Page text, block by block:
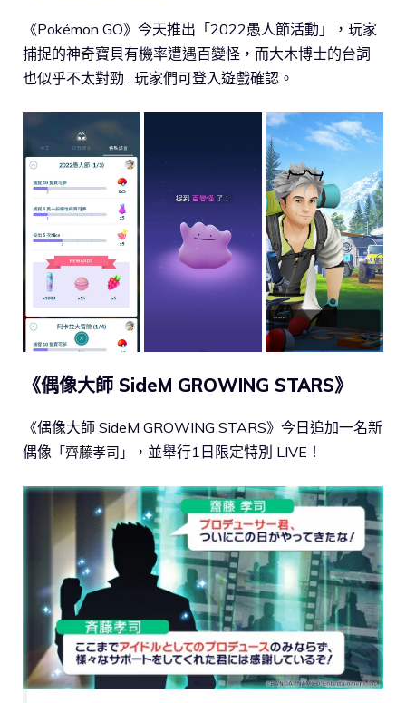
《Pokémon GO》今天推出「2022愚人節活動」，玩家
捕捉的神奇寶貝有機率遭遇百變怪，而大木博士的台詞
也似乎不太對勁…玩家們可登入遊戲確認。
《偶像大師 SideM GROWING STARS》
《偶像大師 SideM GROWING STARS》今日追加一名新
偶像 「齊藤孝司」 ，並舉行1日限定特別 LIVE！